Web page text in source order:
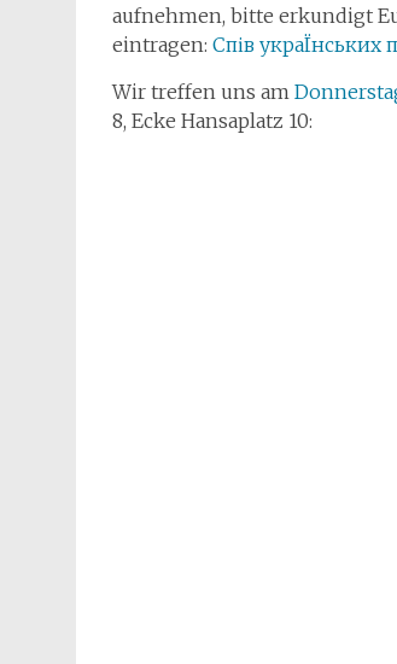
aufnehmen, bitte erkundigt
eintragen: Спів украЇнських
Wir treffen uns am
8, Ecke Hansaplatz 10: